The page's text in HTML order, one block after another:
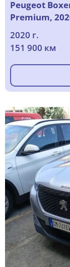
Peugeot
Premium,
2020 г.
151 900 км